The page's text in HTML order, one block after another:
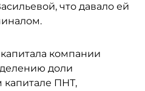
что давало ей
компании
доли
капитале ПНТ,